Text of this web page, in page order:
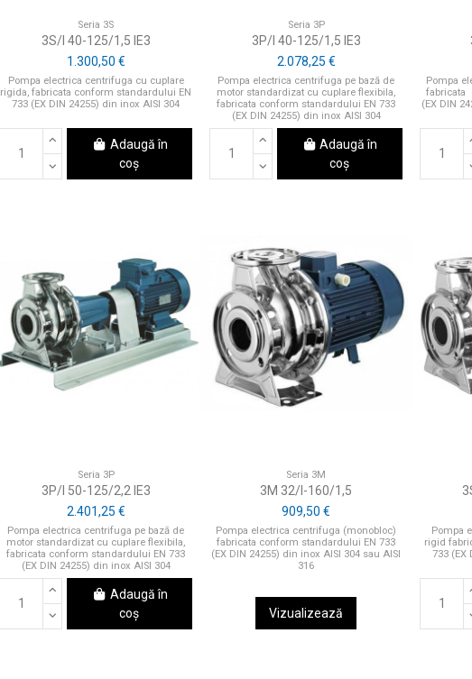
Seria 3S
3S/I 40-125/1,5 IE3
1.300,50 €
Pompa electrica centrifuga cu cuplare
rigida, fabricata conform standardului EN
733 (EX DIN 24255) din inox AISI 304
Adaugă în
coș
Seria 3P
3P/I 40-125/1,5 IE3
2.078,25 €
Pompa electrica centrifuga pe bază de
motor standardizat cu cuplare flexibila,
fabricata conform standardului EN 733
(EX DIN 24255) din inox AISI 304
Adaugă în
coș
Pompa
fabricata
(EX DIN
Seria 3P
3P/I 50-125/2,2 IE3
2.401,25 €
Pompa electrica centrifuga pe bază de
motor standardizat cu cuplare flexibila,
fabricata conform standardului EN 733
(EX DIN 24255) din inox AISI 304
Adaugă în
coș
Seria 3M
3M 32/I-160/1,5
909,50 €
Pompa electrica centrifuga (monobloc)
fabricata conform standardului EN 733
(EX DIN 24255) din inox AISI 304 sau AISI
316
Vizualizează
Pompa
rigid
733 (EX